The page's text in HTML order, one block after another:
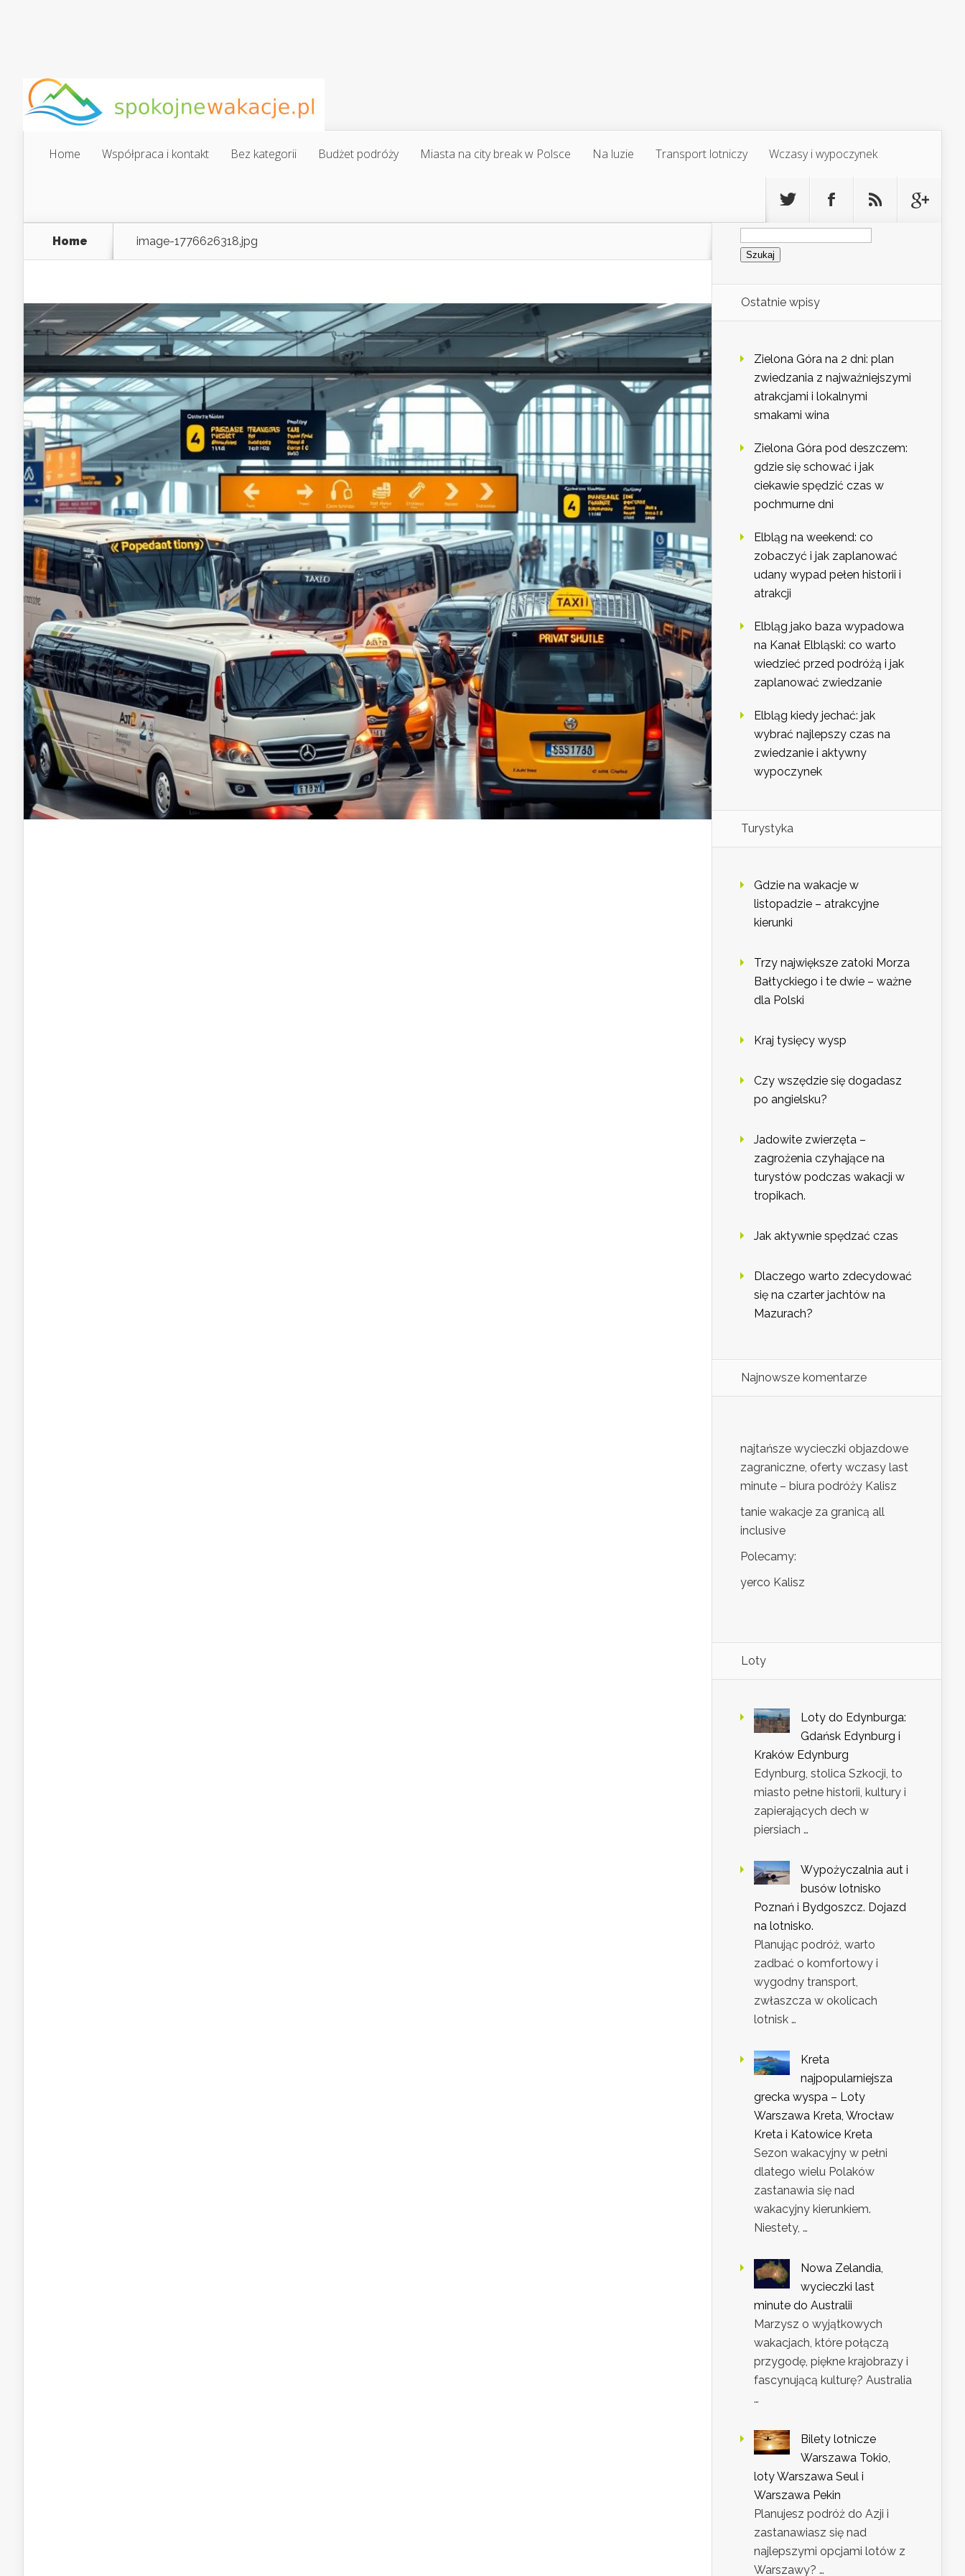
Home Współpraca i kontakt Bez kategorii Budżet podróży Miasta na city break w Polsce Na luzie Transport lotniczy Wczasy i wypoczynek
Home image-1776626318.jpg
Szukaj:
Ostatnie wpisy
Zielona Góra na 2 dni: plan
zwiedzania z najważniejszymi
atrakcjami i lokalnymi
smakami wina
Zielona Góra pod deszczem:
gdzie się schować i jak
ciekawie spędzić czas w
pochmurne dni
Elbląg na weekend: co
zobaczyć i jak zaplanować
udany wypad pełen historii i
atrakcji
Elbląg jako baza wypadowa
na Kanał Elbląski: co warto
wiedzieć przed podróżą i jak
zaplanować zwiedzanie
Elbląg kiedy jechać: jak
wybrać najlepszy czas na
zwiedzanie i aktywny
wypoczynek
Turystyka
Gdzie na wakacje w
listopadzie – atrakcyjne
kierunki
Trzy największe zatoki Morza
Bałtyckiego i te dwie – ważne
dla Polski
Kraj tysięcy wysp
Czy wszędzie się dogadasz
po angielsku?
Jadowite zwierzęta –
zagrożenia czyhające na
turystów podczas wakacji w
tropikach.
Jak aktywnie spędzać czas
Dlaczego warto zdecydować
się na czarter jachtów na
Mazurach?
Najnowsze komentarze
najtańsze wycieczki objazdowe
zagraniczne, oferty wczasy last
minute – biura podróży Kalisz
tanie wakacje za granicą all
inclusive
Polecamy:
yerco Kalisz
Loty
Loty do Edynburga:
Gdańsk Edynburg i
Kraków Edynburg
Edynburg, stolica Szkocji, to
miasto pełne historii, kultury i
zapierających dech w
piersiach …
Wypożyczalnia aut i
busów lotnisko
Poznań i Bydgoszcz. Dojazd
na lotnisko.
Planując podróż, warto
zadbać o komfortowy i
wygodny transport,
zwłaszcza w okolicach
lotnisk …
Kreta
najpopularniejsza
grecka wyspa – Loty
Warszawa Kreta, Wrocław
Kreta i Katowice Kreta
Sezon wakacyjny w pełni
dlatego wielu Polaków
zastanawia się nad
wakacyjny kierunkiem.
Niestety, …
Nowa Zelandia,
wycieczki last
minute do Australii
Marzysz o wyjątkowych
wakacjach, które połączą
przygodę, piękne krajobrazy i
fascynującą kulturę? Australia
…
Bilety lotnicze
Warszawa Tokio,
loty Warszawa Seul i
Warszawa Pekin
Planujesz podróż do Azji i
zastanawiasz się nad
najlepszymi opcjami lotów z
Warszawy? …